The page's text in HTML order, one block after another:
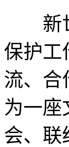
新世
保护工
流、合
为一座
会、联